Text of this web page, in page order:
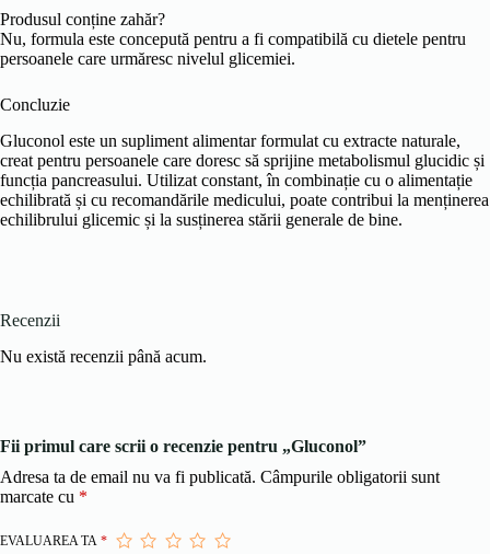
Produsul conține zahăr?
Nu, formula este concepută pentru a fi compatibilă cu dietele pentru
persoanele care urmăresc nivelul glicemiei.
Concluzie
Gluconol este un supliment alimentar formulat cu extracte naturale,
creat pentru persoanele care doresc să sprijine metabolismul glucidic și
funcția pancreasului. Utilizat constant, în combinație cu o alimentație
echilibrată și cu recomandările medicului, poate contribui la menținerea
echilibrului glicemic și la susținerea stării generale de bine.
Recenzii
Nu există recenzii până acum.
Fii primul care scrii o recenzie pentru „Gluconol”
Adresa ta de email nu va fi publicată. Câmpurile obligatorii sunt
marcate cu *
EVALUAREA TA *